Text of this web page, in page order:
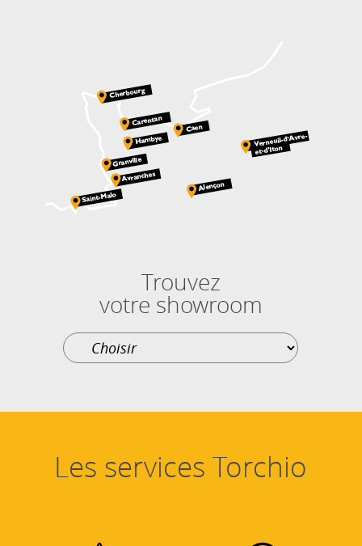
Trouvez
votre showroom
Les services Torchio